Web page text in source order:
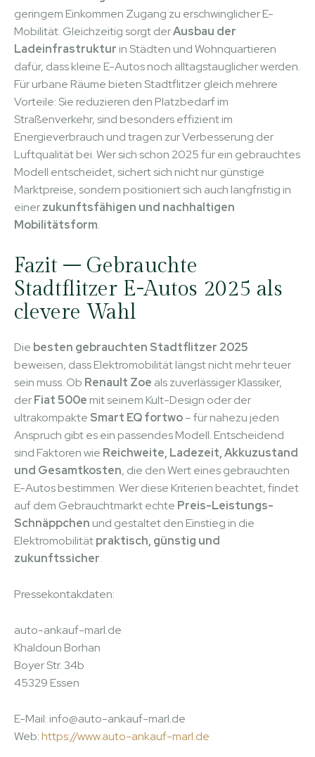
geringem Einkommen Zugang zu erschwinglicher E-
Mobilität. Gleichzeitig sorgt derAusbau der
Ladeinfrastruktur in Städten und Wohnquartieren
dafür, dass kleine E-Autos noch alltagstauglicher werden.
Für urbane Räume bieten Stadtflitzer gleich mehrere
Vorteile: Sie reduzieren den Platzbedarf im
Straßenverkehr, sind besonders effizient im
Energieverbrauch und tragen zur Verbesserung der
Luftqualität bei. Wer sich schon 2025 für ein gebrauchtes
Modell entscheidet, sichert sich nicht nur günstige
Marktpreise, sondern positioniert sich auch langfristig in
einerzukunftsfähigen und nachhaltigen
Mobilitätsform.
Fazit – Gebrauchte
Stadtflitzer E-Autos 2025 als
clevere Wahl
Die besten gebrauchten Stadtflitzer 2025
beweisen, dass Elektromobilität längst nicht mehr teuer
sein muss. Ob Renault Zoe als zuverlässiger Klassiker,
derFiat 500e mit seinem Kult-Design oder der
ultrakompakte Smart EQ fortwo– für nahezu jeden
Anspruch gibt es ein passendes Modell. Entscheidend
sind Faktoren wie Reichweite, Ladezeit, Akkuzustand
und Gesamtkosten, die den Wert eines gebrauchten
E-Autos bestimmen. Wer diese Kriterien beachtet, findet
auf dem Gebrauchtmarkt echte Preis-Leistungs-
Schnäppchen und gestaltet den Einstieg in die
Elektromobilitätpraktisch, günstig und
zukunftssicher.
Pressekontakdaten:
auto-ankauf-marl.de
Khaldoun Borhan
Boyer Str. 34b
45329 Essen
E-Mail: info@auto-ankauf-marl.de
Web:https://www.auto-ankauf-marl.de